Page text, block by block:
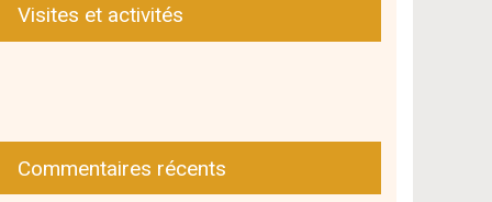
Visites et activités
Commentaires récents